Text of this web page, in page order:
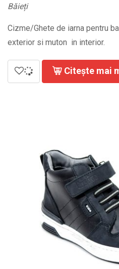
Băieți
Cizme/Ghete de iarna pentru
exterior si muton in interior.
Citește mai